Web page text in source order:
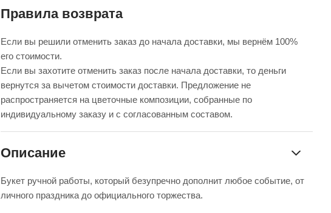
Правила возврата
Если вы решили отменить заказ до начала доставки, мы вернём 100%
его стоимости.
Если вы захотите отменить заказ после начала доставки, то деньги
вернутся за вычетом стоимости доставки. Предложение не
распространяется на цветочные композиции, собранные по
индивидуальному заказу и с согласованным составом.
Описание
Букет ручной работы, который безупречно дополнит любое событие, от
личного праздника до официального торжества.